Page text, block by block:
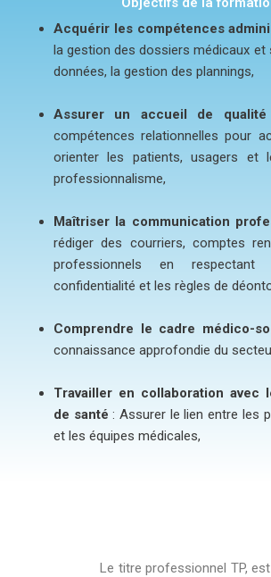
Acquérir les compétences
la gestion des dossiers médicaux et
données, la gestion des plannings,
Assurer un accueil de qualité
compétences relationnelles pour
orienter les patients, usagers et
professionnalisme,
Maîtriser la communication
rédiger des courriers, comptes
professionnels en
confidentialité et les règles de
Comprendre le cadre médico-
connaissance approfondie du
Travailler en collaboration avec
de santé : Assurer le lien entre les
et les équipes médicales,
Le titre professionnel TP,